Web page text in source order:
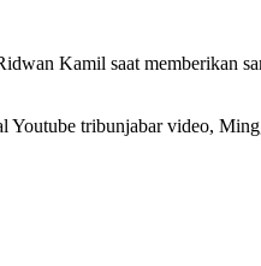
Kamil saat memberikan
Youtube tribunjabar video,